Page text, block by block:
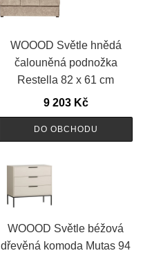
WOOOD Světle hnědá
čalouněná podnožka
Restella 82 x 61 cm
9 203 Kč
DO OBCHODU
WOOOD Světle béžová
dřevěná komoda Mutas 94